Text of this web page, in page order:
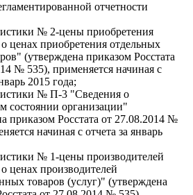
отчетности
№ 2-цены приобретения
ценах приобретения отдельных
(утверждена приказом Росстата
№ 535), применяется начиная с
2015 года;
№ П-3 "Сведения о
состоянии организации"
приказом Росстата от 27.08.2014 №
начиная с отчета за январь
№ 1-цены производителей
ценах производителей
товаров (услуг)" (утверждена